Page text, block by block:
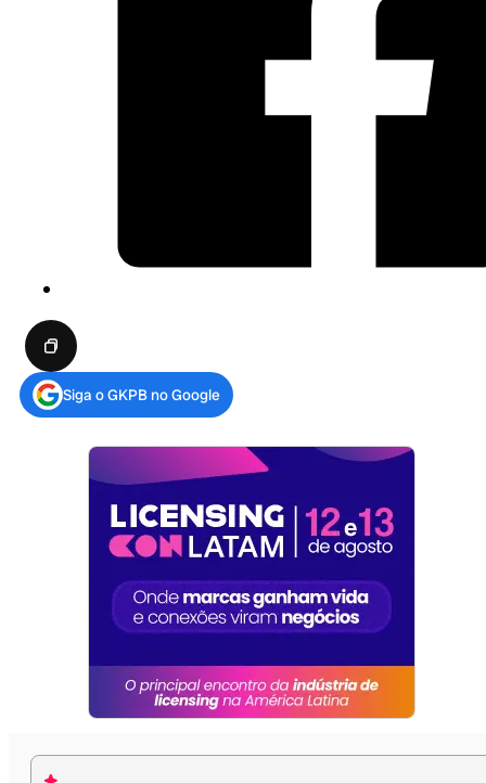
Siga o GKPB no Google